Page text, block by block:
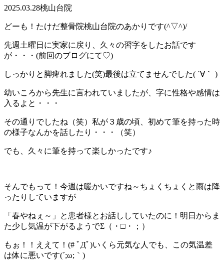
2025.03.28桃山台院
どーも！たけだ整骨院桃山台院のあかりです(^▽^)/
先週土曜日に実家に戻り、久々の習字をしたお話です
が・・・(前回のブログにて♡)
しっかりと脚痺れました(笑)最後は立てませんでした( ´∀｀ )
幼いころから先生に言われていましたが、字に性格や感情は
入るよと・・・
その通りでしたね（笑）私が３歳の頃、初めて筆を持った時
の様子なんかを話したり・・・（笑）
でも、久々に筆を持って楽しかったです♪
そんでもって！今週は暖かいですね～ちょくちょくと雨は降
ったりしていますが
「春やねぇ～」と患者様とお話ししていたのに！明日からま
た少し気温が下がるようでΣ（・□・；）
もぉ！！ええて！(# ﾟДﾟ)いくら元気な人でも、この気温差
は体に悪いです(´;ω;｀)